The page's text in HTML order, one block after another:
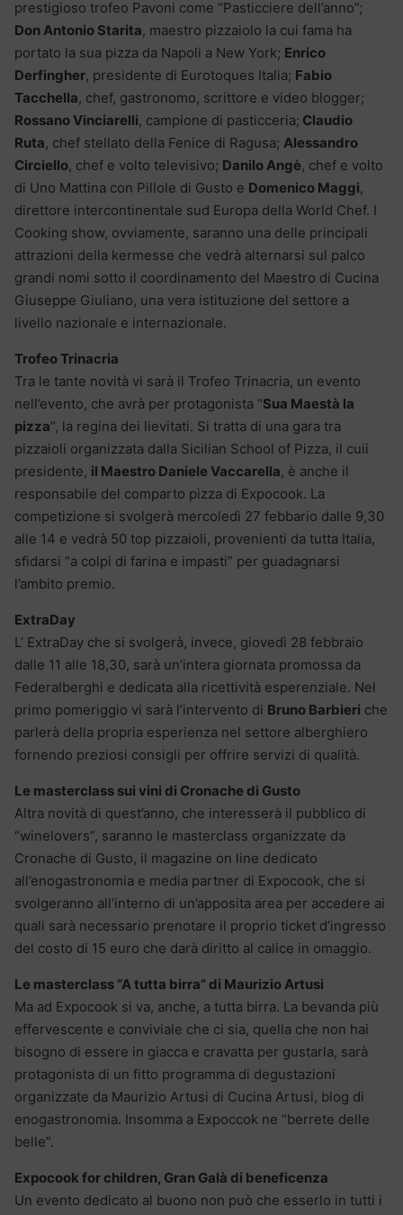
prestigioso trofeo Pavoni come “Pasticciere dell’anno”;
Don Antonio Starita, maestro pizzaiolo la cui fama ha
portato la sua pizza da Napoli a New York; Enrico
Derfingher, presidente di Eurotoques Italia; Fabio
Tacchella, chef, gastronomo, scrittore e video blogger;
Rossano Vinciarelli, campione di pasticceria; Claudio
Ruta, chef stellato della Fenice di Ragusa; Alessandro
Circiello, chef e volto televisivo; Danilo Angè, chef e volto
di Uno Mattina con Pillole di Gusto e Domenico Maggi,
direttore intercontinentale sud Europa della World Chef. I
Cooking show, ovviamente, saranno una delle principali
attrazioni della kermesse che vedrà alternarsi sul palco
grandi nomi sotto il coordinamento del Maestro di Cucina
Giuseppe Giuliano, una vera istituzione del settore a
livello nazionale e internazionale.
Trofeo Trinacria
Tra le tante novità vi sarà il Trofeo Trinacria, un evento
nell’evento, che avrà per protagonista “Sua Maestà la
pizza“, la regina dei lievitati. Si tratta di una gara tra
pizzaioli organizzata dalla Sicilian School of Pizza, il cuii
presidente, il Maestro Daniele Vaccarella, è anche il
responsabile del comparto pizza di Expocook. La
competizione si svolgerà mercoledì 27 febbario dalle 9,30
alle 14 e vedrà 50 top pizzaioli, provenienti da tutta Italia,
sfidarsi “a colpi di farina e impasti” per guadagnarsi
l’ambito premio.
ExtraDay
L’ ExtraDay che si svolgerà, invece, giovedì 28 febbraio
dalle 11 alle 18,30, sarà un’intera giornata promossa da
Federalberghi e dedicata alla ricettività esperenziale. Nel
primo pomeriggio vi sarà l’intervento di Bruno Barbieri che
parlerà della propria esperienza nel settore alberghiero
fornendo preziosi consigli per offrire servizi di qualità.
Le masterclass sui vini di Cronache di Gusto
Altra novità di quest’anno, che interesserà il pubblico di
“winelovers”, saranno le masterclass organizzate da
Cronache di Gusto, il magazine on line dedicato
all’enogastronomia e media partner di Expocook, che si
svolgeranno all’interno di un’apposita area per accedere ai
quali sarà necessario prenotare il proprio ticket d’ingresso
del costo di 15 euro che darà diritto al calice in omaggio.
Le masterclass “A tutta birra” di Maurizio Artusi
Ma ad Expocook si va, anche, a tutta birra. La bevanda più
effervescente e conviviale che ci sia, quella che non hai
bisogno di essere in giacca e cravatta per gustarla, sarà
protagonista di un fitto programma di degustazioni
organizzate da Maurizio Artusi di Cucina Artusi, blog di
enogastronomia. Insomma a Expoccok ne “berrete delle
belle”.
Expocook for children, Gran Galà di beneficenza
Un evento dedicato al buono non può che esserlo in tutti i